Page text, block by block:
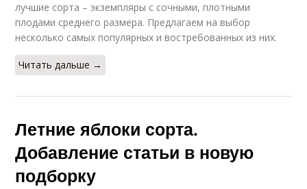
лучшие сорта – экземпляры с сочными, плотными
плодами среднего размера. Предлагаем на выбор
несколько самых популярных и востребованных из них.
Читать дальше →
Летние яблоки сорта.
Добавление статьи в новую
подборку